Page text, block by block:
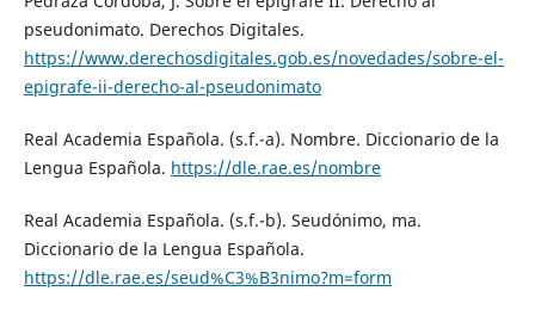
pseudonimato. Derechos Digitales.
https://www.derechosdigitales.gob.es/novedades/sobre-el-
epigrafe-ii-derecho-al-pseudonimato
Real Academia Española. (s.f.-a). Nombre. Diccionario de la
Lengua Española. https://dle.rae.es/nombre
Real Academia Española. (s.f.-b). Seudónimo, ma.
Diccionario de la Lengua Española.
https://dle.rae.es/seud%C3%B3nimo?m=form